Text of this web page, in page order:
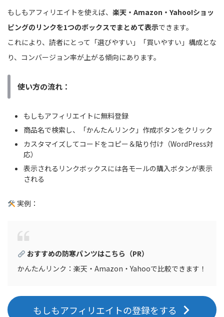
もしもアフィリエイトを使えば、 楽天・Amazon・Yahoo!ショッ
ピングのリンクを1つのボックスでまとめて表示できます。
これにより、読者にとって「選びやすい」「買いやすい」構成とな
り、コンバージョン率が上がる傾向にあります。
使い方の流れ：
もしもアフィリエイトに無料登録
商品名で検索し、「かんたんリンク」作成ボタンをクリック
カスタマイズしてコードをコピー＆貼り付け（WordPress対
応）
表示されるリンクボックスには各モールの購入ボタンが表示
される
実例：
おすすめの防寒パンツはこちら（PR）
かんたんリンク：楽天・Amazon・Yahooで比較できます！
もしもアフィリエイトの登録をする